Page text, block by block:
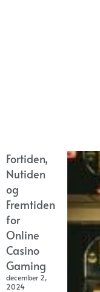
Fortiden,
Nutiden
og
Fremtiden
for
Online
Casino
Gaming
december 2,
2024